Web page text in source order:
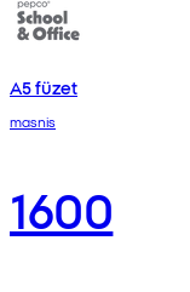
A5 füzet
masnis
1600